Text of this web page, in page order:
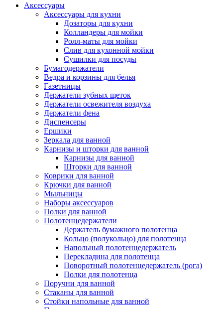
Аксессуары
Аксессуары для кухни
Дозаторы для кухни
Колландеры для мойки
Ролл-маты для мойки
Слив для кухонной мойки
Сушилки для посуды
Бумагодержатели
Ведра и корзины для белья
Газетницы
Держатели зубных щеток
Держатели освежителя воздуха
Держатели фена
Диспенсеры
Ершики
Зеркала для ванной
Карнизы и шторки для ванной
Карнизы для ванной
Шторки для ванной
Коврики для ванной
Крючки для ванной
Мыльницы
Наборы аксессуаров
Полки для ванной
Полотенцедержатели
Держатель бумажного полотенца
Кольцо (полукольцо) для полотенца
Напольный полотенцедержатель
Перекладина для полотенца
Поворотный полотенцедержатель (рога)
Полки для полотенца
Поручни для ванной
Стаканы для ванной
Стойки напольные для ванной